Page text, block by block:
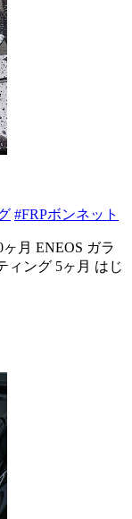
#FRPボンネット
月 ENEOS ガラ
ィング 5ヶ月 はじ